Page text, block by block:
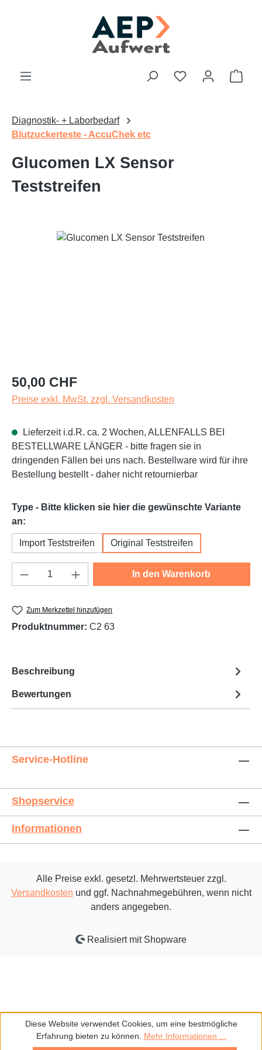
Du hast 0
Diagnostik- + Laborbedarf
Blutzuckerteste - AccuChek etc
Glucomen LX Sensor
Teststreifen
Bildergalerie überspringen
Regulärer Preis:
50,00 CHF
Preise exkl. MwSt. zzgl. Versandkosten
Lieferzeit i.d.R. ca. 2 Wochen, ALLENFALLS BEI
BESTELLWARE LÄNGER - bitte fragen sie in
dringenden Fällen bei uns nach. Bestellware wird für ihre
Bestellung bestellt - daher nicht retournierbar
Type - Bitte klicken sie hier die gewünschte Variante
an:
Import Teststreifen Original Teststreifen
Produkt Anzahl: Gib den gewünschten
In den Warenkorb
Zum Merkzettel hinzufügen
Produktnummer: C2 63
Beschreibung
Bewertungen
Service-Hotline
Shopservice
Informationen
Alle Preise exkl. gesetzl. Mehrwertsteuer zzgl.
Versandkosten und ggf. Nachnahmegebühren, wenn nicht
anders angegeben.
Realisiert mit Shopware
Diese Website verwendet Cookies, um eine bestmögliche
Erfahrung bieten zu können. Mehr Informationen ...